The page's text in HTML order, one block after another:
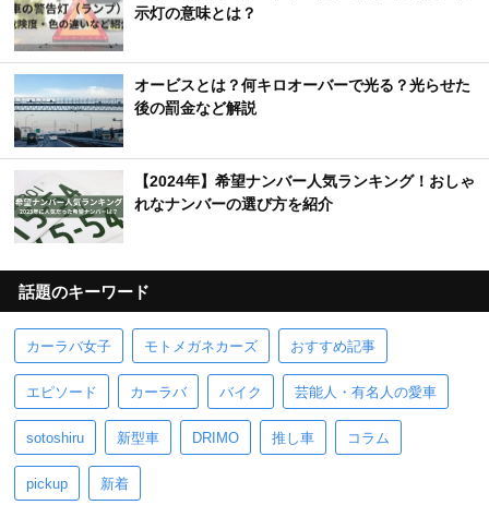
示灯の意味とは？
オービスとは？何キロオーバーで光る？光らせた
後の罰金など解説
【2024年】希望ナンバー人気ランキング！おしゃ
れなナンバーの選び方を紹介
話題のキーワード
カーラバ女子 モトメガネカーズ おすすめ記事
エピソード カーラバ バイク 芸能人・有名人の愛車
sotoshiru 新型車 DRIMO 推し車 コラム
pickup 新着